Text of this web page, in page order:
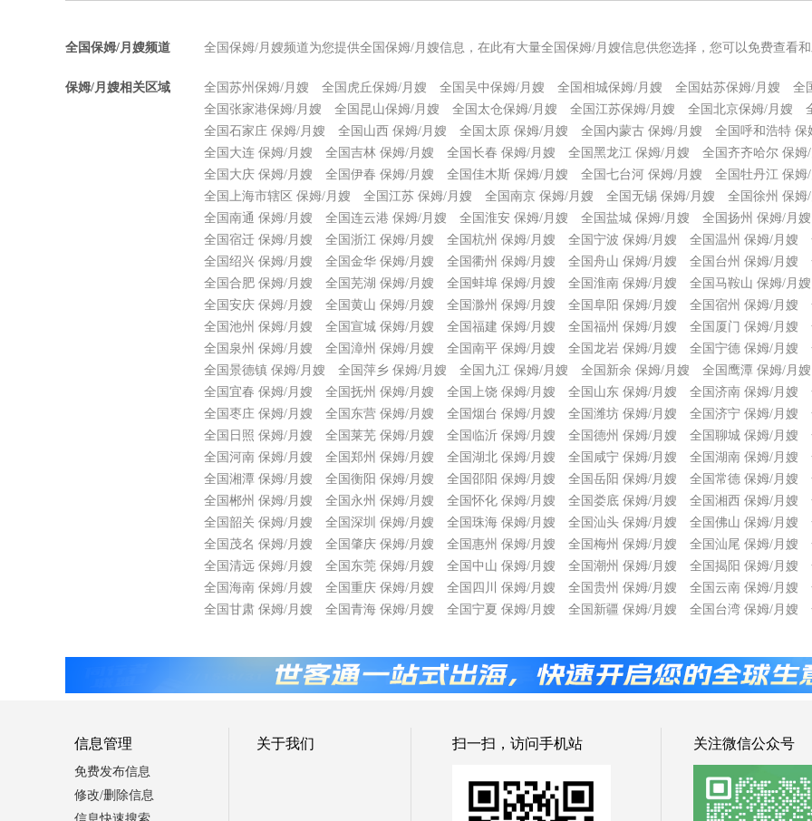
全国保姆/月嫂频道 全国保姆/月嫂频道为您提供全国保姆/月嫂信息，在此有大量全国保姆/月嫂信息供您选择，您可以免费查看
保姆/月嫂相关区域 全国苏州保姆/月嫂 全国虎丘保姆/月嫂 全国吴中保姆/月嫂 全国相城保姆/月嫂 全国姑苏保姆/月嫂
全
全国张家港保姆/月嫂
全国昆山保姆/月嫂 全国太仓保姆/月嫂 全国江苏保姆/月嫂 全国北京保姆/月嫂
全国石家庄 保姆/月嫂
全国山西 保姆/月嫂 全国太原 保姆/月嫂 全国内蒙古 保姆/月嫂
全国呼和浩特 保
全国大连 保姆/月嫂
全国吉林 保姆/月嫂 全国长春 保姆/月嫂 全国黑龙江 保姆/月嫂
全国齐齐哈尔 保姆
全国大庆 保姆/月嫂
全国伊春 保姆/月嫂 全国佳木斯 保姆/月嫂 全国七台河 保姆/月嫂
全国牡丹江 保姆
全国上海市辖区 保姆/月嫂
全国江苏 保姆/月嫂 全国南京 保姆/月嫂 全国无锡 保姆/月嫂
全国徐州 保姆
全国南通 保姆/月嫂
全国连云港 保姆/月嫂 全国淮安 保姆/月嫂 全国盐城 保姆/月嫂
全国扬州 保姆/月嫂
全国宿迁 保姆/月嫂
全国浙江 保姆/月嫂 全国杭州 保姆/月嫂 全国宁波 保姆/月嫂 全国温州 保姆/月嫂
全国绍兴 保姆/月嫂
全国金华 保姆/月嫂 全国衢州 保姆/月嫂 全国舟山 保姆/月嫂 全国台州 保姆/月嫂
全国合肥 保姆/月嫂
全国芜湖 保姆/月嫂 全国蚌埠 保姆/月嫂 全国淮南 保姆/月嫂
全国马鞍山 保姆/月嫂
全国安庆 保姆/月嫂
全国黄山 保姆/月嫂 全国滁州 保姆/月嫂 全国阜阳 保姆/月嫂 全国宿州 保姆/月嫂
全国池州 保姆/月嫂
全国宣城 保姆/月嫂 全国福建 保姆/月嫂 全国福州 保姆/月嫂 全国厦门 保姆/月嫂
全国泉州 保姆/月嫂
全国漳州 保姆/月嫂 全国南平 保姆/月嫂 全国龙岩 保姆/月嫂 全国宁德 保姆/月嫂
全国景德镇 保姆/月嫂
全国萍乡 保姆/月嫂 全国九江 保姆/月嫂 全国新余 保姆/月嫂
全国鹰潭 保姆/月嫂
全国宜春 保姆/月嫂
全国抚州 保姆/月嫂 全国上饶 保姆/月嫂 全国山东 保姆/月嫂 全国济南 保姆/月嫂
全国枣庄 保姆/月嫂
全国东营 保姆/月嫂 全国烟台 保姆/月嫂 全国潍坊 保姆/月嫂 全国济宁 保姆/月嫂
全国日照 保姆/月嫂
全国莱芜 保姆/月嫂 全国临沂 保姆/月嫂 全国德州 保姆/月嫂 全国聊城 保姆/月嫂
全国河南 保姆/月嫂
全国郑州 保姆/月嫂 全国湖北 保姆/月嫂 全国咸宁 保姆/月嫂 全国湖南 保姆/月嫂
全国湘潭 保姆/月嫂
全国衡阳 保姆/月嫂 全国邵阳 保姆/月嫂 全国岳阳 保姆/月嫂 全国常德 保姆/月嫂
全国郴州 保姆/月嫂
全国永州 保姆/月嫂 全国怀化 保姆/月嫂 全国娄底 保姆/月嫂 全国湘西 保姆/月嫂
全国韶关 保姆/月嫂
全国深圳 保姆/月嫂 全国珠海 保姆/月嫂 全国汕头 保姆/月嫂 全国佛山 保姆/月嫂
全国茂名 保姆/月嫂
全国肇庆 保姆/月嫂 全国惠州 保姆/月嫂 全国梅州 保姆/月嫂 全国汕尾 保姆/月嫂
全国清远 保姆/月嫂
全国东莞 保姆/月嫂 全国中山 保姆/月嫂 全国潮州 保姆/月嫂 全国揭阳 保姆/月嫂
全国海南 保姆/月嫂
全国重庆 保姆/月嫂 全国四川 保姆/月嫂 全国贵州 保姆/月嫂 全国云南 保姆/月嫂
全国甘肃 保姆/月嫂
全国青海 保姆/月嫂 全国宁夏 保姆/月嫂 全国新疆 保姆/月嫂 全国台湾 保姆/月嫂
信息管理
免费发布信息
修改/删除信息
关于我们 扫一扫，访问手机站 关注微信公众号